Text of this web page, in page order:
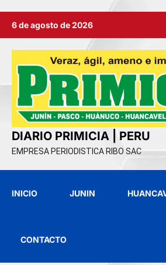
6 de agosto de 2026
DIARIO PRIMICIA | PERU
EMPRESA PERIODISTICA RIBO SAC
INICIO JUNIN
CONTACTO